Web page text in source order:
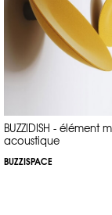
BUZZIDISH - élément
acoustique
BUZZISPACE